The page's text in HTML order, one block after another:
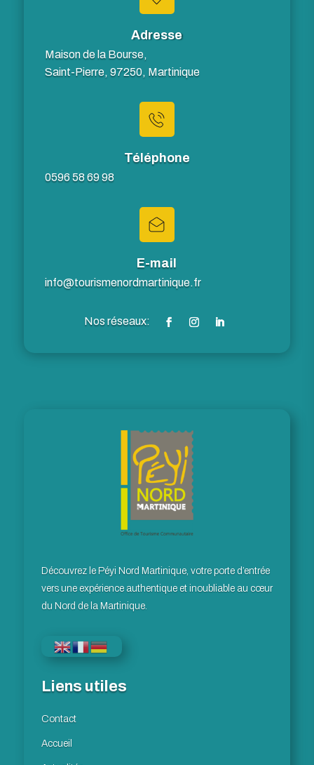
Adresse
Maison de la Bourse,
Saint-Pierre, 97250, Martinique
Téléphone
0596 58 69 98
E-mail
info@tourismenordmartinique.fr
Découvrez le Péyi Nord Martinique, votre porte d’entrée
vers une expérience authentique et inoubliable au cœur
du Nord de la Martinique.
Liens utiles
Contact
Accueil